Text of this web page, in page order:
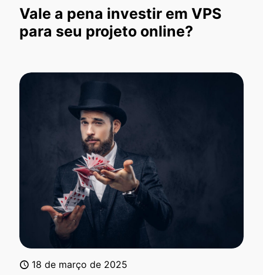
Vale a pena investir em VPS
para seu projeto online?
18 de março de 2025